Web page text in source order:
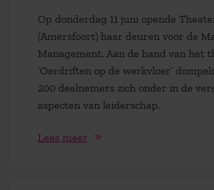
Op donderdag 11 juni opende
(Amersfoort) haar deuren voor de
Management. Aan de hand van het
‘Oerdriften op de werkvloer’
200 deelnemers zich onder in de
aspecten van leiderschap.
Lees meer